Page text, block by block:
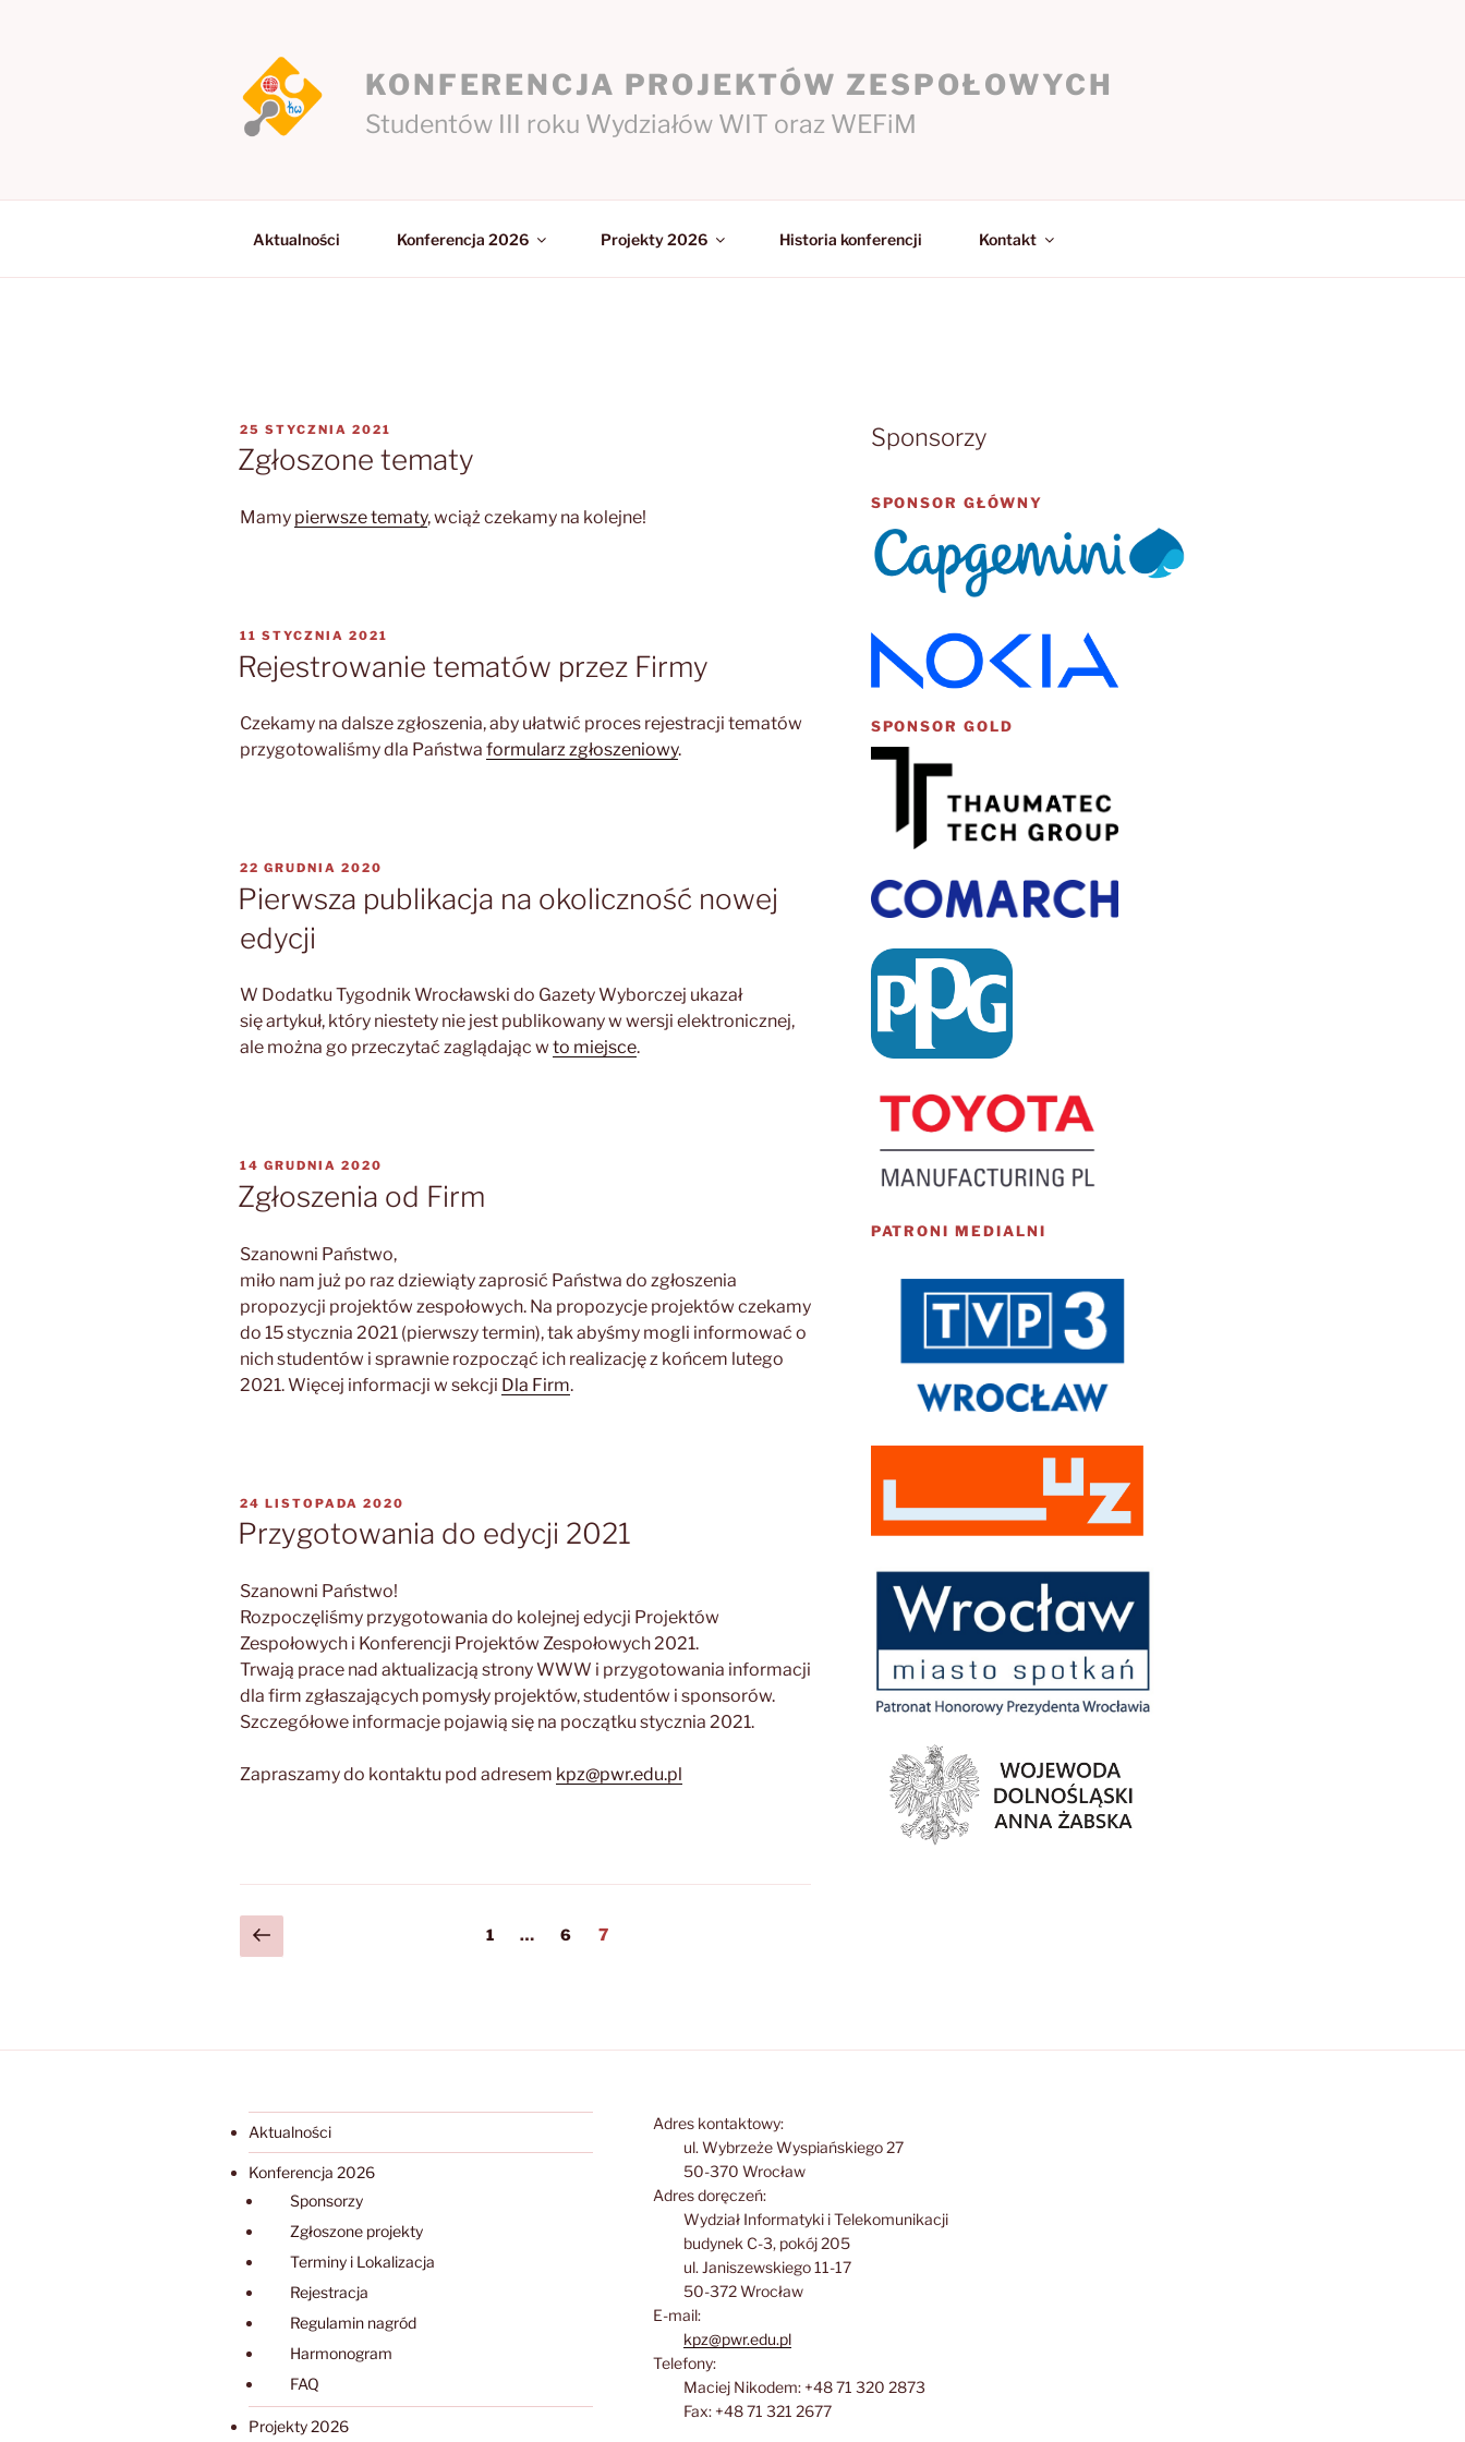
KONFERENCJA PROJEKTÓW ZESPOŁOWYCH
Studentów III roku Wydziałów WIT oraz WEFiM
Aktualności Konferencja 2026 Projekty 2026 Historia konferencji Kontakt
OPUBLIKOWANE
W
25 STYCZNIA 2021
Zgłoszone tematy
Mamy pierwsze tematy, wciąż czekamy na kolejne!
OPUBLIKOWANE
11 STYCZNIA 2021
Rejestrowanie tematów przez Firmy
Czekamy na dalsze zgłoszenia, aby ułatwić proces rejestracji tematów
przygotowaliśmy dla Państwa formularz zgłoszeniowy.
OPUBLIKOWANE
W
22 GRUDNIA 2020
Pierwsza publikacja na okoliczność nowej
edycji
W Dodatku Tygodnik Wrocławski do Gazety Wyborczej ukazał
się artykuł, który niestety nie jest publikowany w wersji elektronicznej,
ale można go przeczytać zaglądając w to miejsce.
OPUBLIKOWANE
W
14 GRUDNIA 2020
Zgłoszenia od Firm
Szanowni Państwo,
miło nam już po raz dziewiąty zaprosić Państwa do zgłoszenia
propozycji projektów zespołowych. Na propozycje projektów czekamy
do 15 stycznia 2021 (pierwszy termin), tak abyśmy mogli informować o
nich studentów i sprawnie rozpocząć ich realizację z końcem lutego
2021. Więcej informacji w sekcji Dla Firm.
OPUBLIKOWANE
W
24 LISTOPADA 2020
Przygotowania do edycji 2021
Szanowni Państwo!
Rozpoczęliśmy przygotowania do kolejnej edycji Projektów
Zespołowych i Konferencji Projektów Zespołowych 2021.
Trwają prace nad aktualizacją strony WWW i przygotowania informacji
dla firm zgłaszających pomysły projektów, studentów i sponsorów.
Szczegółowe informacje pojawią się na początku stycznia 2021.
Zapraszamy do kontaktu pod adresem kpz@pwr.edu.pl
Stronicowanie
Poprzednia
strona
Strona
1 … Strona
6 Strona
7
Sponsorzy
SPONSOR GŁÓWNY
SPONSOR GOLD
PATRONI MEDIALNI
Aktualności
Konferencja 2026
Sponsorzy
Zgłoszone projekty
Terminy i Lokalizacja
Rejestracja
Regulamin nagród
Harmonogram
FAQ
Projekty 2026
Adres kontaktowy:
ul. Wybrzeże Wyspiańskiego 27
50-370 Wrocław
Adres doręczeń:
Wydział Informatyki i Telekomunikacji
budynek C-3, pokój 205
ul. Janiszewskiego 11-17
50-372 Wrocław
E-mail:
kpz@pwr.edu.pl
Telefony:
Maciej Nikodem: +48 71 320 2873
Fax: +48 71 321 2677